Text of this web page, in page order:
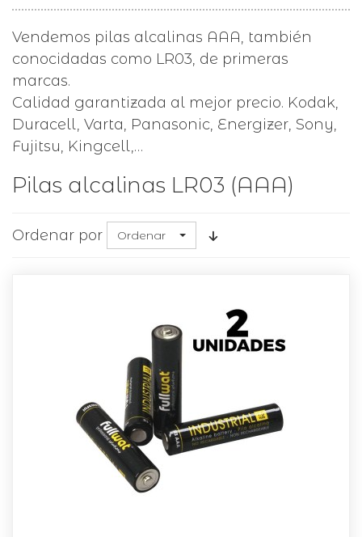
Vendemos pilas alcalinas AAA, también
conocidadas como LR03, de primeras
marcas.
Calidad garantizada al mejor precio. Kodak,
Duracell, Varta, Panasonic, Energizer, Sony,
Fujitsu, Kingcell,…
Pilas alcalinas LR03 (AAA)
Ordenar por Ordenar